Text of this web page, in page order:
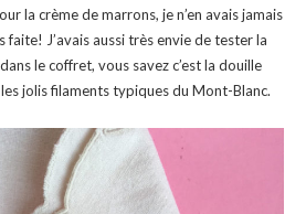
la crème de marrons, je n’en avais jamais
faite! J’avais aussi très envie de tester la
le coffret, vous savez c’est la douille
jolis filaments typiques du Mont-Blanc.